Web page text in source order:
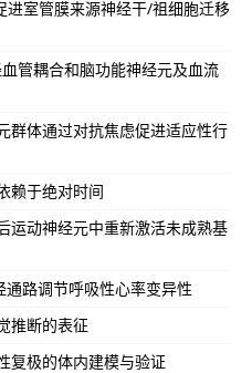
进室管膜来源神经干/祖细胞迁移
管耦合和脑功能神经元及血流
群体通过对抗焦虑促进适应性行
赖于绝对时间
运动神经元中重新激活未成熟基
路调节呼吸性心率变异性
推断的表征
复极的体内建模与验证